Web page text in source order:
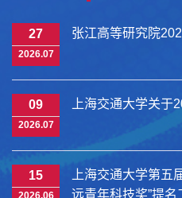
27
2026.07
张江高等研究院
09
2026.07
上海交通大学关于
15
2026.06
上海交通大学第五
远青年科技奖”提